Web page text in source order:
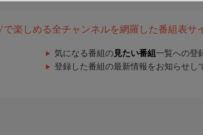
楽しめる全チャンネルを網羅した番組表サ
気になる番組の 見たい番組 一覧への登
登録した番組の最新情報をお知らせし